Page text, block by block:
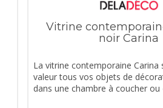
Vitrine
noir Carina
La vitrine contemporaine Carina
valeur tous vos objets de
dans une chambre à coucher